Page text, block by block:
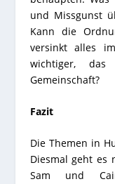
und Missgunst
Kann die
versinkt alles
wichtiger,
Gemeinschaft?
Fazit
Die Themen in
Diesmal geht es
Sam und